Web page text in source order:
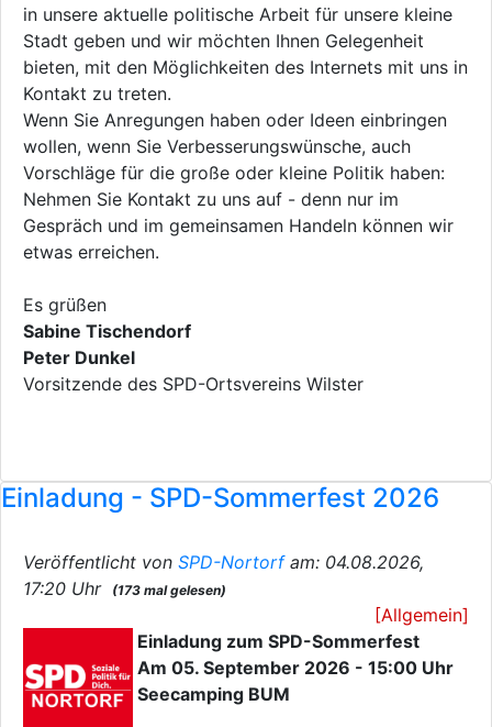
in unsere aktuelle politische Arbeit für unsere kleine
Stadt geben und wir möchten Ihnen Gelegenheit
bieten, mit den Möglichkeiten des Internets mit uns in
Kontakt zu treten.
Wenn Sie Anregungen haben oder Ideen einbringen
wollen, wenn Sie Verbesserungswünsche, auch
Vorschläge für die große oder kleine Politik haben:
Nehmen Sie Kontakt zu uns auf - denn nur im
Gespräch und im gemeinsamen Handeln können wir
etwas erreichen.
Es grüßen
Sabine Tischendorf
Peter Dunkel
Vorsitzende des SPD-Ortsvereins Wilster
Einladung - SPD-Sommerfest 2026
Veröffentlicht von SPD-Nortorfam: 04.08.2026,
17:20 Uhr
(173 mal gelesen)
[Allgemein]
Einladung zum SPD-Sommerfest
Am 05. September 2026 - 15:00 Uhr
Seecamping BUM